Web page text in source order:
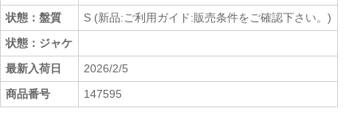
状態：盤質
S (新品:ご利用ガイド:販売条件をご確認下さい。)
状態：ジャケ
最新入荷日
2026/2/5
商品番号
147595